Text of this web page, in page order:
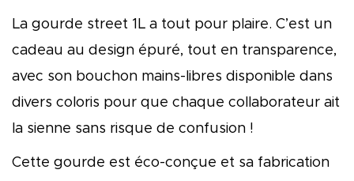
La gourde street 1L a tout pour plaire. C’est un
cadeau au design épuré, tout en transparence,
avec son bouchon mains-libres disponible dans
divers coloris pour que chaque collaborateur ait
la sienne sans risque de confusion !
Cette gourde est éco-conçue et sa fabrication